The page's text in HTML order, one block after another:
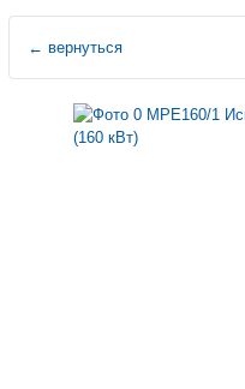
← вернуться